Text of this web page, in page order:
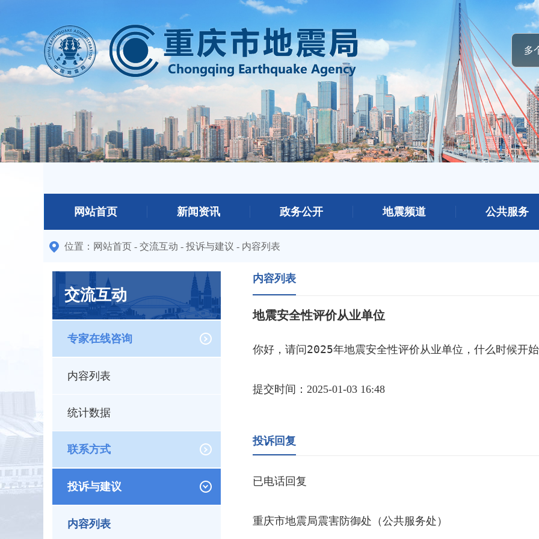
网站首页 新闻资讯 政务公开 地震频道 公共服务
位置： 网站首页 - 交流互动 - 投诉与建议 - 内容列表
交流互动
专家在线咨询
内容列表
统计数据
联系方式
投诉与建议
内容列表
内容列表
地震安全性评价从业单位
你好，请问2025年地震安全性评价从业单位，什么时候开
提交时间：2025-01-03 16:48
投诉回复
已电话回复
重庆市地震局震害防御处（公共服务处）